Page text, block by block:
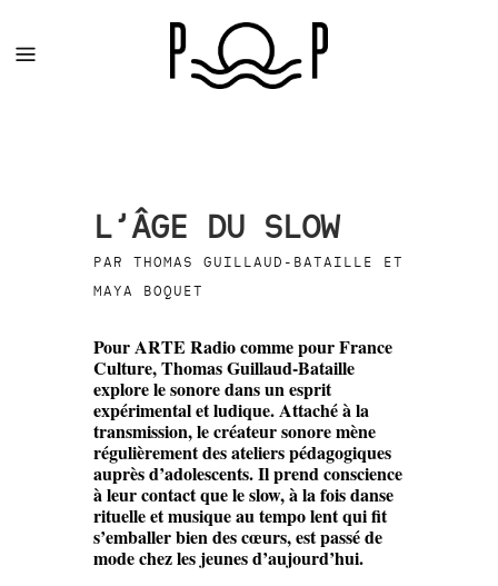
L’ÂGE DU SLOW
PAR THOMAS GUILLAUD-BATAILLE ET
MAYA BOQUET
Pour ARTE Radio comme pour France
Culture, Thomas Guillaud-Bataille
explore le sonore dans un esprit
expérimental et ludique. Attaché à la
transmission, le créateur sonore mène
régulièrement des ateliers pédagogiques
auprès d’adolescents. Il prend conscience
à leur contact que le slow, à la fois danse
rituelle et musique au tempo lent qui fit
s’emballer bien des cœurs, est passé de
mode chez les jeunes d’aujourd’hui.